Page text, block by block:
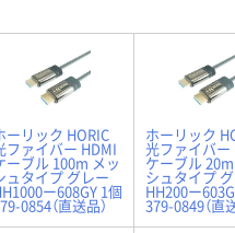
ーリック HORIC
ファイバー HDMI
ーブル 100m メッ
ュタイプ グレー
ー608GY 1個
0854（直送品）
ホーリック
光ファイバー
ケーブル
シュタイプ
HH200ー
379-0849（直